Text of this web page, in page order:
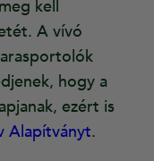
kell
A vívó
hogy a
ezért is
Alapítványt.